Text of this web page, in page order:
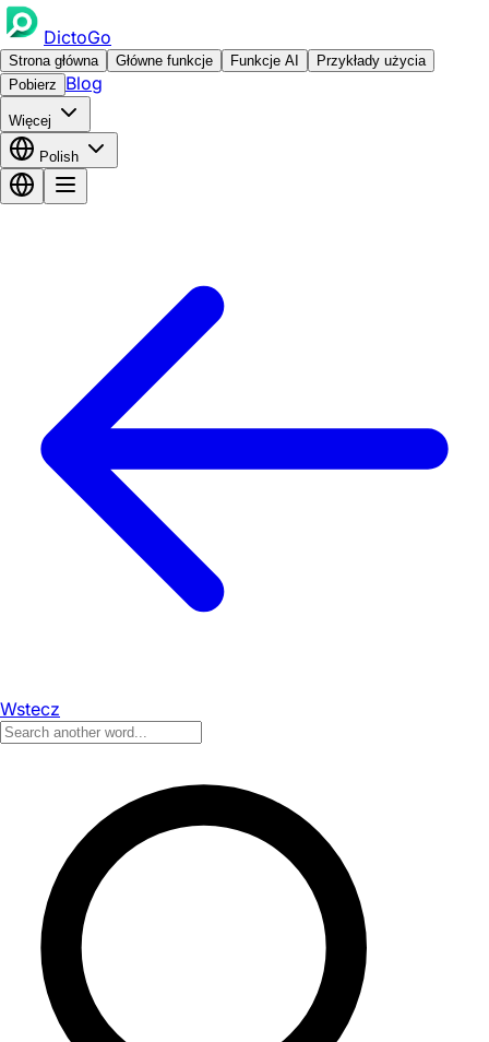
DictoGo
Strona główna Główne funkcje Funkcje AI
Przykłady użycia
Pobierz
Blog
Więcej
Polish
Wstecz